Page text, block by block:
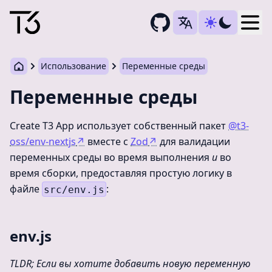
Использование Переменные среды
Переменные среды
Create T3 App использует собственный пакет @t3-
oss/env-nextjs↗ вместе с Zod↗ для валидации
переменных среды во время выполнения и во
время сборки, предоставляя простую логику в
файле src/env.js :
env.js
TLDR; Если вы хотите добавить новую переменную